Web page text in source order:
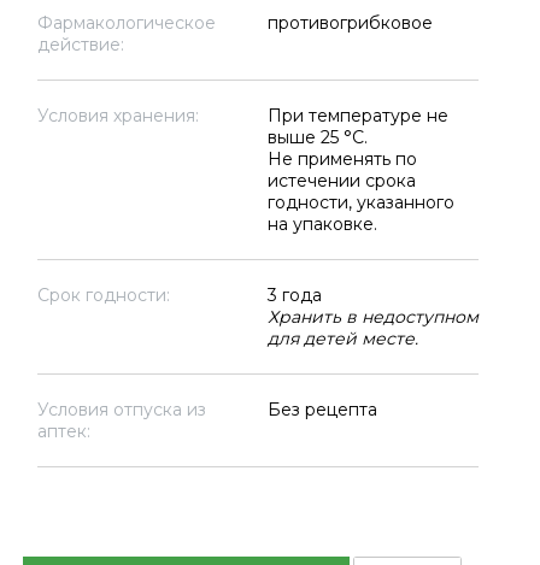
Фармакологическое
действие:
противогрибковое
Условия хранения:
При температуре не
выше 25 °C.
Не применять по
истечении срока
годности, указанного
на упаковке.
Срок годности:
3 года
Хранить в недоступном
для детей месте.
Условия отпуска из
аптек:
Без рецепта